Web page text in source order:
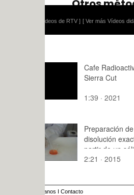
[ Ver más Vídeos didácticos ]
Cafe Radioactivo Raul
1:39 · 2021
Preparación de una
disolución exacta a
partir de un sólido
2:21 · 2015